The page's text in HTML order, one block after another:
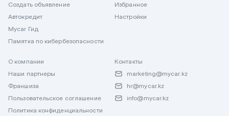
Создать объявление
Автокредит
Mycar Гид
Памятка по кибербезопасности
Избранное
Настройки
О компании
Наши партнеры
Франшиза
Пользовательское соглашение
Политика конфиденциальности
Контакты
marketing@mycar.kz
hr@mycar.kz
info@mycar.kz